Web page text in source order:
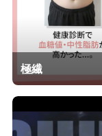
極繊